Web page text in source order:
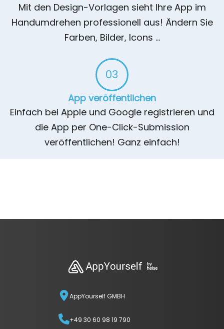
Mit den Design-Vorlagen sieht Ihre App im
Handumdrehen professionell aus! Ändern Sie
Farben, Bilder, Icons ...
03
App veröffentlichen​
Einfach bei Apple und Google registrieren und
die App per One-Click-Submission
veröffentlichen! Ganz einfach!
AppYourself GMBH
+49 30 60 98 19 790